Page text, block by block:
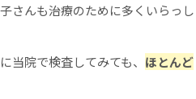
さんも治療のために多くいらっし
当院で検査してみても、 ほとんど